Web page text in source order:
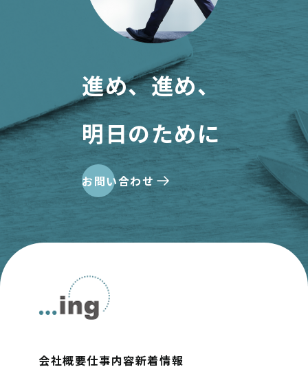
進め、進め、
明日のために
お問い合わせ
会社概要仕事内容新着情報